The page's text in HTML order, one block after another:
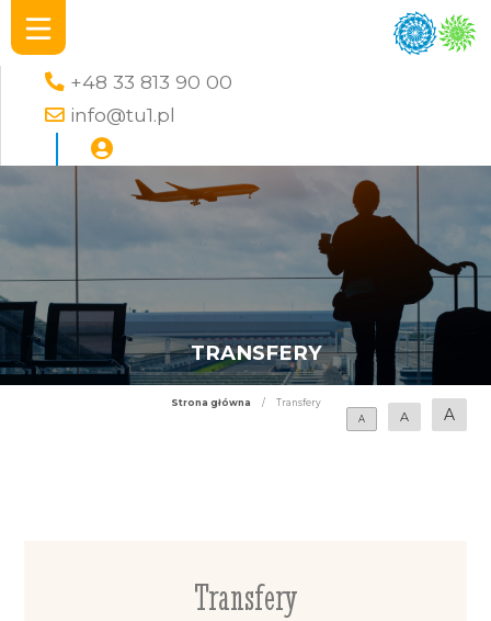
+48 33 813 90 00
info@tu1.pl
TRANSFERY
Strona główna /
Transfery
A
A A
Transfery